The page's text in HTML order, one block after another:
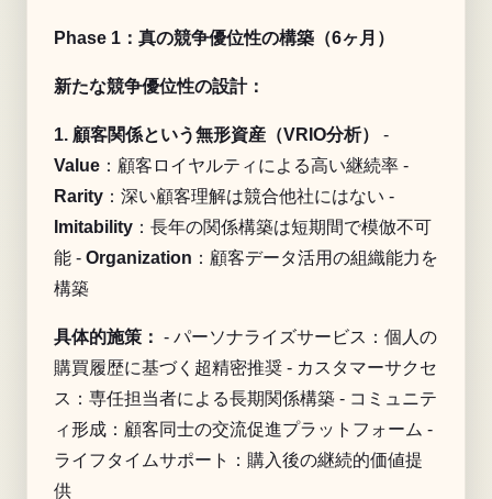
Phase 1：真の競争優位性の構築（6ヶ月）
新たな競争優位性の設計：
1. 顧客関係という無形資産（VRIO分析）
-
Value ：顧客ロイヤルティによる高い継続率 -
Rarity ：深い顧客理解は競合他社にはない -
Imitability ：長年の関係構築は短期間で模倣不可
能 - Organization ：顧客データ活用の組織能力を
構築
具体的施策： - パーソナライズサービス：個人の
購買履歴に基づく超精密推奨 - カスタマーサクセ
ス：専任担当者による長期関係構築 - コミュニテ
ィ形成：顧客同士の交流促進プラットフォーム -
ライフタイムサポート：購入後の継続的価値提
供